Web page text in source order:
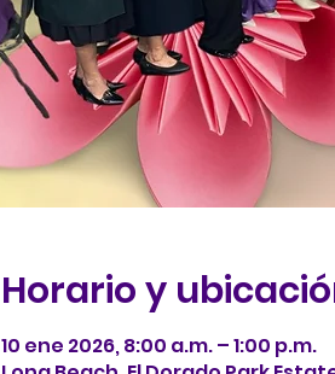
Horario y
10 ene 2026, 8:00 a.m. – 1:00 p.m.